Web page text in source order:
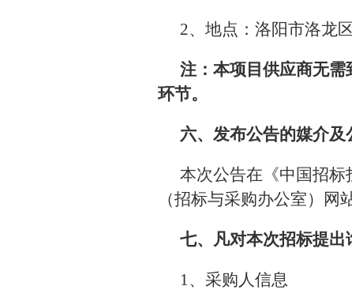
2、地点：洛阳市洛龙
注：本项目供应商无
环节。
六、发布公告的媒介及
本次公告在《中国招
（招标与采购办公室）网
七、凡对本次招标提
1、采购人信息